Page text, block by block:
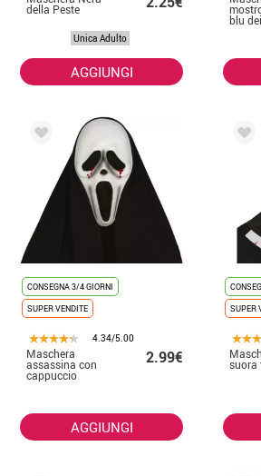
della Peste
Unica Adulto
AGGIUNGI
blu dei
CONSEGNA 3/4 GIORNI
SUPER VENDITE
4.34/5.00
Maschera
assassina con
cappuccio
2.99€
AGGIUNGI
SUPER
suora